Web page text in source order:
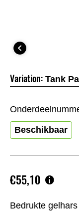
Bedrukte
€55,10
Variation: Tank
Beschikbaar